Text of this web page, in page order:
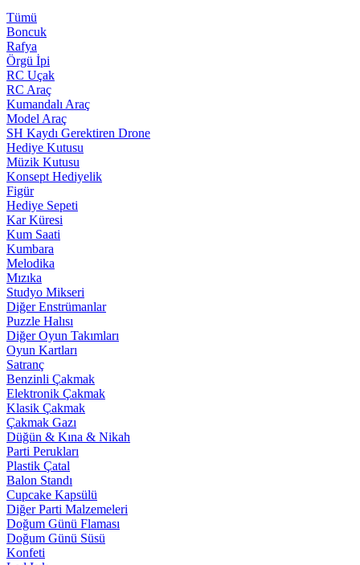
Tümü
Boncuk
Rafya
Örgü İpi
RC Uçak
RC Araç
Kumandalı Araç
Model Araç
SH Kaydı Gerektiren Drone
Hediye Kutusu
Müzik Kutusu
Konsept Hediyelik
Figür
Hediye Sepeti
Kar Küresi
Kum Saati
Kumbara
Melodika
Mızıka
Studyo Mikseri
Diğer Enstrümanlar
Puzzle Halısı
Diğer Oyun Takımları
Oyun Kartları
Satranç
Benzinli Çakmak
Elektronik Çakmak
Klasik Çakmak
Çakmak Gazı
Düğün & Kına & Nikah
Parti Perukları
Plastik Çatal
Balon Standı
Cupcake Kapsülü
Diğer Parti Malzemeleri
Doğum Günü Flaması
Doğum Günü Süsü
Konfeti